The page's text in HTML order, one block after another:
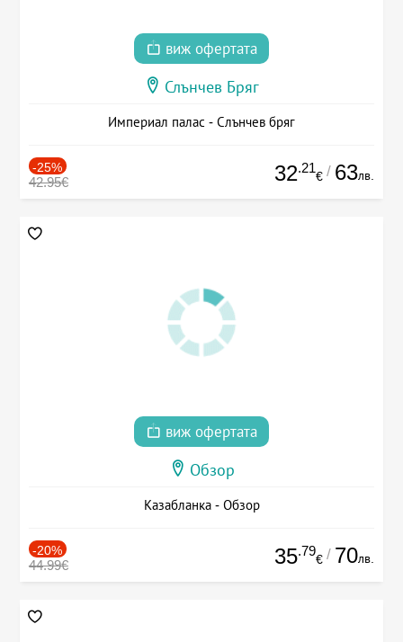
виж офертата
Слънчев Бряг
Империал палас - Слънчев бряг
-25%
42.95€ 32.21
€ / 63лв.
виж офертата
Обзор
Казабланка - Обзор
-20%
44.99€ 35.79
€ / 70лв.